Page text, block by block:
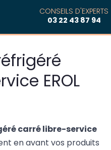
CONSEILS D'EXPERTS
03 22 43 87 94
EROL
carré libre-service
en avant vos produits